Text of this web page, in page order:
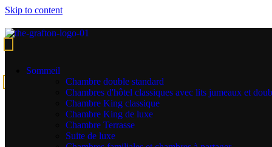
Skip to content
Sommeil
Chambre double standard
Chambres d'hôtel classiques avec lits jumeaux et
Chambre King classique
Chambre King de luxe
Chambre Terrasse
Suite de luxe
Hotel rooms Dublin
A Welcome Reward at the End of a Long Day!
The Perfect Place to Rest your Weary Head! Admire stunning
skyline views of Dublin afforded by the floor-to-ceiling windows,